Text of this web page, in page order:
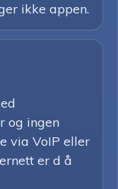
ikke appen.
og ingen
via VoIP eller
er d å